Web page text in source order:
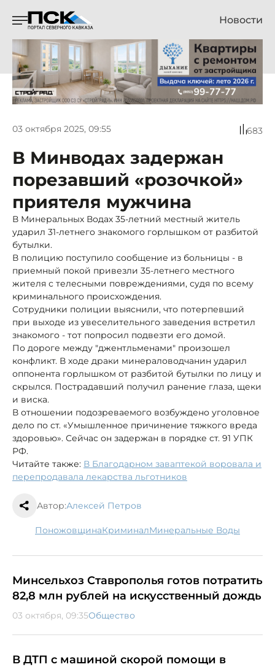
Новости
03 октября 2025, 09:55 683
В Минводах задержан
порезавший «розочкой»
приятеля мужчина
В Минеральных Водах 35-летний местный житель
ударил 31-летнего знакомого горлышком от разбитой
бутылки.
В полицию поступило сообщение из больницы - в
приемный покой привезли 35-летнего местного
жителя с телесными повреждениями, судя по всему
криминального происхождения.
Сотрудники полиции выяснили, что потерпевший
при выходе из увеселительного заведения встретил
знакомого - тот попросил подвезти его домой.
По дороге между "джентльменами" произошел
конфликт. В ходе драки минераловодчанин ударил
оппонента горлышком от разбитой бутылки по лицу и
скрылся. Пострадавший получил ранение глаза, щеки
и виска.
В отношении подозреваемого возбуждено уголовное
дело по ст. «Умышленное причинение тяжкого вреда
здоровью». Сейчас он задержан в порядке ст. 91 УПК
РФ.
Читайте также: В Благодарном заваптекой воровала и
перепродавала лекарства льготников
Автор:Алексей Петров
поножовщина криминал Минеральные Воды
Минсельхоз Ставрополья готов потратить
82,8 млн рублей на искусственный дождь
03 октября, 09:35Общество
В ДТП с машиной скорой помощи в